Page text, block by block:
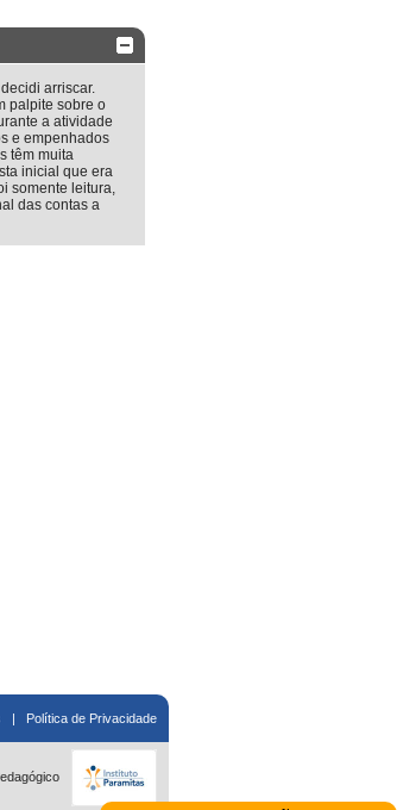
arriscar.
palpite sobre o
a atividade
e empenhados
têm muita
inicial que era
somente leitura,
das contas a
| Política de Privacidade